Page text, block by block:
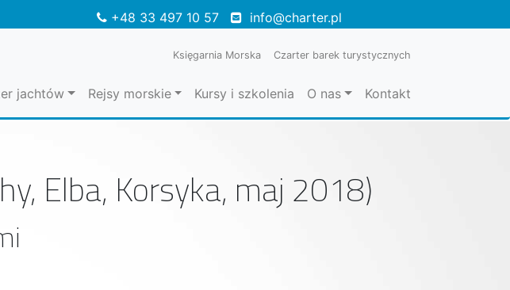
+48 33 497 10 57 info@charter.pl
Księgarnia Morska Czarter barek turystycznych
jachtów Rejsy morskie Kursy i szkolenia O nas Kontakt
Elba, Korsyka, maj 2018)